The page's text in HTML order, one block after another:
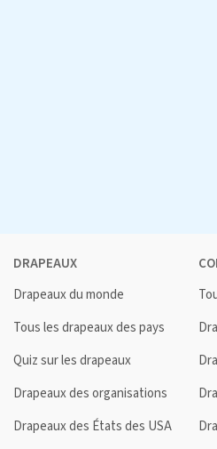
DRAPEAUX
Drapeaux du monde
Tous les drapeaux des pays
Quiz sur les drapeaux
Drapeaux des organisations
Drapeaux des États des USA